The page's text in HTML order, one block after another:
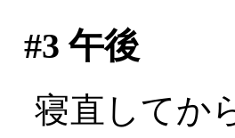
#3 午後
寝直してか